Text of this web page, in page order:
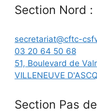
Section Nord :
secretariat@cftc-
03 20 64 50 68
51, Boulevard de
VILLENEUVE D'ASCQ
Section Pas